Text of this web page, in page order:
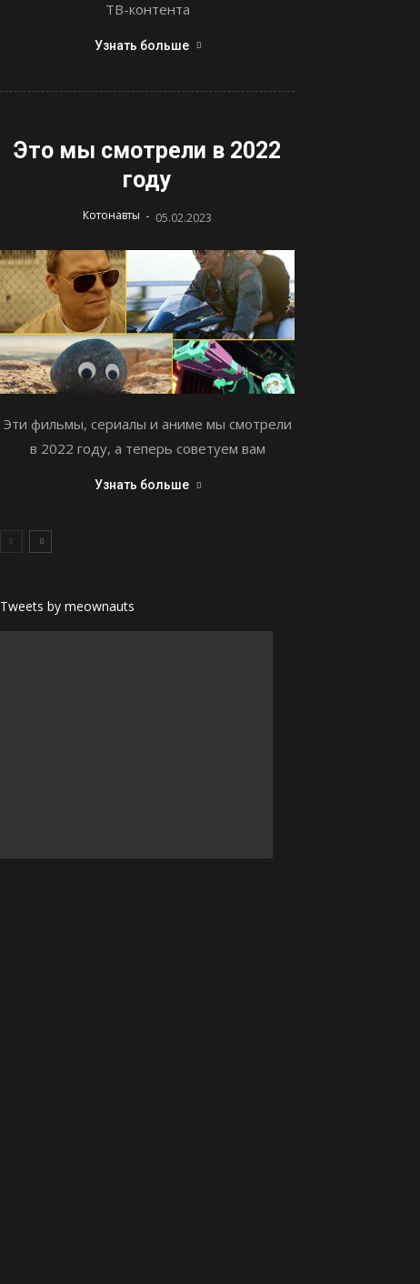
ТВ-контента
Узнать больше
Это мы смотрели в 2022
году
Котонавты - 05.02.2023
Эти фильмы, сериалы и аниме мы смотрели
в 2022 году, а теперь советуем вам
Узнать больше
Tweets by meownauts